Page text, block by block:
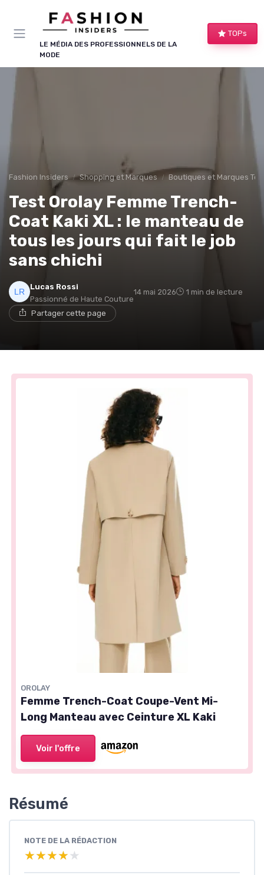
LE MÉDIA DES PROFESSIONNELS DE LA
MODE
TOPs
Fashion Insiders Shopping et Marques Boutiques et Marques
Test Orolay Femme Trench-
Coat Kaki XL : le manteau de
tous les jours qui fait le job
sans chichi
Lucas Rossi
Passionné de Haute Couture
14 mai 2026 1 min de lecture
Partager cette page
OROLAY
Femme Trench-Coat Coupe-Vent Mi-
Long Manteau avec Ceinture XL Kaki
Voir l'offre
Résumé
NOTE DE LA RÉDACTION
★★★★★
★★★★★